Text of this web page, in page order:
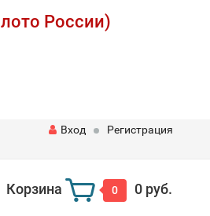
России)
Вход Регистрация
Корзина 0 0 руб.